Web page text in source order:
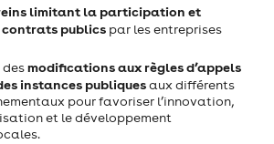
limitant la participation et
contrats publics par les entreprises
desmodifications aux règles d’appels
instances publiquesaux différents
pour favoriser l’innovation,
et le développement